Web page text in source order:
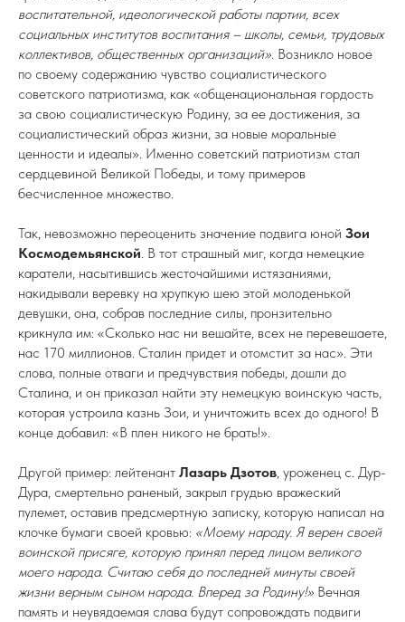
воспитательной, идеологической работы партии, всех
социальных институтов воспитания – школы, семьи, трудовых
коллективов, общественных организаций». Возникло новое
по своему содержанию чувство социалистического
советского патриотизма, как «общенациональная гордость
за свою социалистическую Родину, за ее достижения, за
социалистический образ жизни, за новые моральные
ценности и идеалы». Именно советский патриотизм стал
сердцевиной Великой Победы, и тому примеров
бесчисленное множество.
Так, невозможно переоценить значение подвига юной Зои
Космодемьянской. В тот страшный миг, когда немецкие
каратели, насытившись жесточайшими истязаниями,
накидывали веревку на хрупкую шею этой молоденькой
девушки, она, собрав последние силы, пронзительно
крикнула им: «Сколько нас ни вешайте, всех не перевешаете,
нас 170 миллионов. Сталин придет и отомстит за нас». Эти
слова, полные отваги и предчувствия победы, дошли до
Сталина, и он приказал найти эту немецкую воинскую часть,
которая устроила казнь Зои, и уничтожить всех до одного! В
конце добавил: «В плен никого не брать!».
Другой пример: лейтенант Лазарь Дзотов, уроженец с. Дур-
Дура, смертельно раненый, закрыл грудью вражеский
пулемет, оставив предсмертную записку, которую написал на
клочке бумаги своей кровью: «Моему народу. Я верен своей
воинской присяге, которую принял перед лицом великого
моего народа. Считаю себя до последней минуты своей
жизни верным сыном народа. Вперед за Родину!» Вечная
память и неувядаемая слава будут сопровождать подвиги